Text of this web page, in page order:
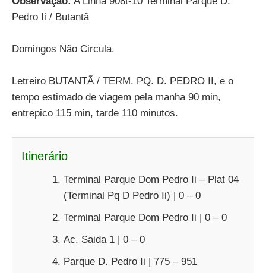
Pedro Ii / Butantã
Domingos Não Circula.
Letreiro BUTANTÃ / TERM. PQ. D. PEDRO II, e o
tempo estimado de viagem pela manha 90 min,
entrepico 115 min, tarde 110 minutos.
Itinerário
Terminal Parque Dom Pedro Ii – Plat 04
(Terminal Pq D Pedro Ii) | 0 – 0
Terminal Parque Dom Pedro Ii | 0 – 0
Ac. Saida 1 | 0 – 0
Parque D. Pedro Ii | 775 – 951